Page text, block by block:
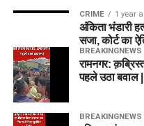
CRIME 1 year
अंकिता भंडारी
सजा, कोर्ट का
BREAKINGNEWS
रामनगर:
पहले उठा बवाल |
BREAKINGNEWS